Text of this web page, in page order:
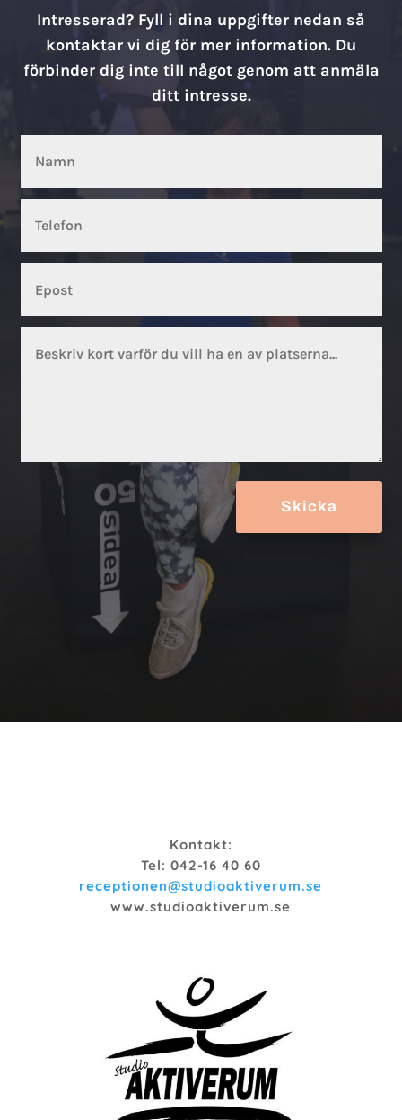
Intresserad? Fyll i dina uppgifter nedan så
kontaktar vi dig för mer information. Du
förbinder dig inte till något genom att anmäla
ditt intresse.
Skicka
Kontakt:
Tel: 042-16 40 60
receptionen@studioaktiverum.se
www.studioaktiverum.se